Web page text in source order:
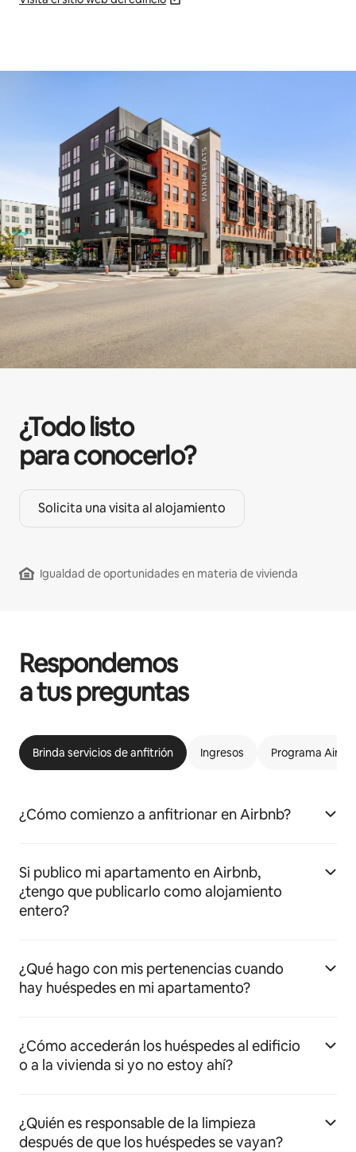
¿Todo listo
para conocerlo?
Solicita una visita al alojamiento
Igualdad de oportunidades en materia de vivienda
Respondemos
a tus preguntas
Brinda servicios de anfitrión Ingresos Programa
¿Cómo comienzo a anfitrionar en Airbnb?
Si publico mi apartamento en Airbnb,
¿tengo que publicarlo como alojamiento
entero?
¿Qué hago con mis pertenencias cuando
hay huéspedes en mi apartamento?
¿Cómo accederán los huéspedes al edificio
o a la vivienda si yo no estoy ahí?
¿Quién es responsable de la limpieza
después de que los huéspedes se vayan?